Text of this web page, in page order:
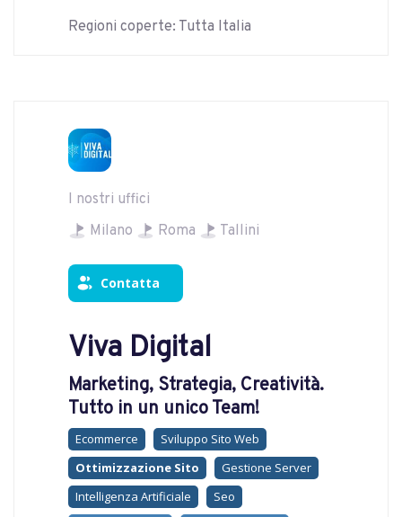
Regioni coperte: Tutta Italia
I nostri uffici
Milano
Roma Tallini
Contatta
Viva Digital
Marketing, Strategia, Creatività.
Tutto in un unico Team!
Ecommerce
Sviluppo Sito Web
Ottimizzazione Sito
Gestione Server
Intelligenza Artificiale
Seo